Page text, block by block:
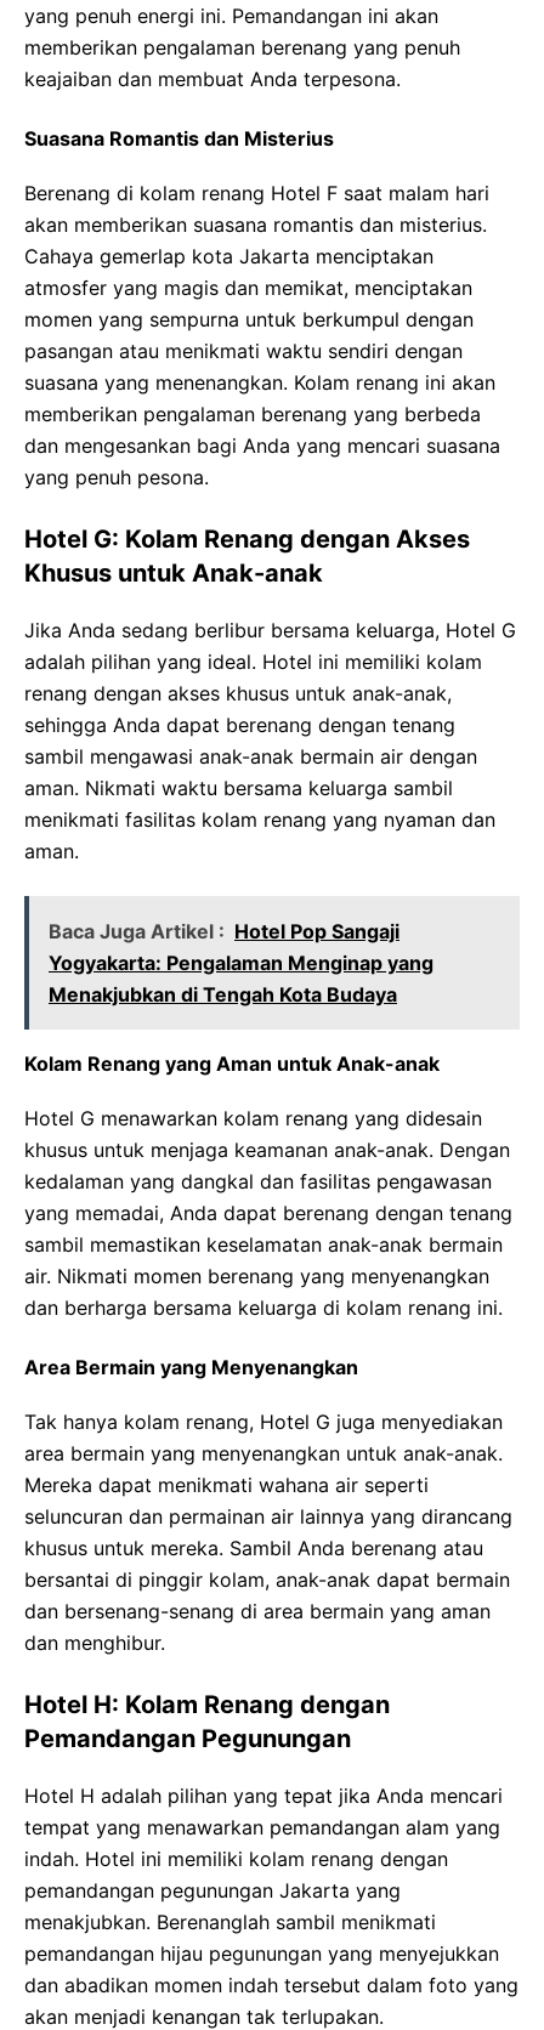
yang penuh energi ini. Pemandangan ini akan
memberikan pengalaman berenang yang penuh
keajaiban dan membuat Anda terpesona.
Suasana Romantis dan Misterius
Berenang di kolam renang Hotel F saat malam hari
akan memberikan suasana romantis dan misterius.
Cahaya gemerlap kota Jakarta menciptakan
atmosfer yang magis dan memikat, menciptakan
momen yang sempurna untuk berkumpul dengan
pasangan atau menikmati waktu sendiri dengan
suasana yang menenangkan. Kolam renang ini akan
memberikan pengalaman berenang yang berbeda
dan mengesankan bagi Anda yang mencari suasana
yang penuh pesona.
Hotel G: Kolam Renang dengan Akses
Khusus untuk Anak-anak
Jika Anda sedang berlibur bersama keluarga, Hotel G
adalah pilihan yang ideal. Hotel ini memiliki kolam
renang dengan akses khusus untuk anak-anak,
sehingga Anda dapat berenang dengan tenang
sambil mengawasi anak-anak bermain air dengan
aman. Nikmati waktu bersama keluarga sambil
menikmati fasilitas kolam renang yang nyaman dan
aman.
Baca Juga Artikel : Hotel Pop Sangaji
Yogyakarta: Pengalaman Menginap yang
Menakjubkan di Tengah Kota Budaya
Kolam Renang yang Aman untuk Anak-anak
Hotel G menawarkan kolam renang yang didesain
khusus untuk menjaga keamanan anak-anak. Dengan
kedalaman yang dangkal dan fasilitas pengawasan
yang memadai, Anda dapat berenang dengan tenang
sambil memastikan keselamatan anak-anak bermain
air. Nikmati momen berenang yang menyenangkan
dan berharga bersama keluarga di kolam renang ini.
Area Bermain yang Menyenangkan
Tak hanya kolam renang, Hotel G juga menyediakan
area bermain yang menyenangkan untuk anak-anak.
Mereka dapat menikmati wahana air seperti
seluncuran dan permainan air lainnya yang dirancang
khusus untuk mereka. Sambil Anda berenang atau
bersantai di pinggir kolam, anak-anak dapat bermain
dan bersenang-senang di area bermain yang aman
dan menghibur.
Hotel H: Kolam Renang dengan
Pemandangan Pegunungan
Hotel H adalah pilihan yang tepat jika Anda mencari
tempat yang menawarkan pemandangan alam yang
indah. Hotel ini memiliki kolam renang dengan
pemandangan pegunungan Jakarta yang
menakjubkan. Berenanglah sambil menikmati
pemandangan hijau pegunungan yang menyejukkan
dan abadikan momen indah tersebut dalam foto yang
akan menjadi kenangan tak terlupakan.